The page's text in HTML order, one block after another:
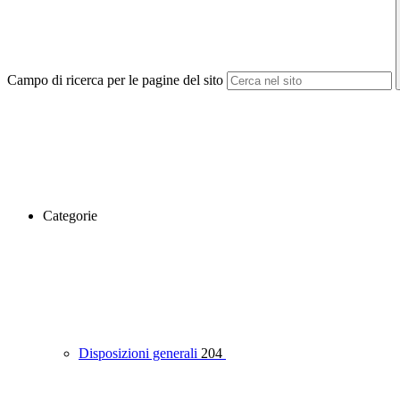
Campo di ricerca per le pagine del sito
Categorie
Disposizioni generali 204